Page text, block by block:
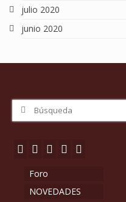
julio 2020
junio 2020
Buscar
Foro
NOVEDADES